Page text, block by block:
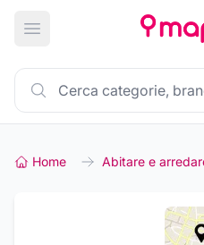
Apri menu principale
Home Abitare e